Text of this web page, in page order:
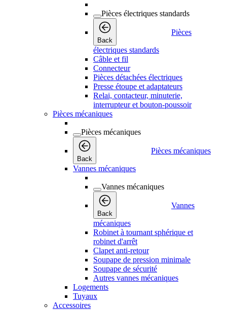
Pièces électriques standards
Back
Pièces
électriques standards
Câble et fil
Connecteur
Pièces détachées électriques
Presse étoupe et adaptateurs
Relai, contacteur, minuterie,
interrupteur et bouton-poussoir
Pièces mécaniques
Pièces mécaniques
Back
Pièces mécaniques
Vannes mécaniques
Vannes mécaniques
Back
Vannes
mécaniques
Robinet à tournant sphérique et
robinet d'arrêt
Clapet anti-retour
Soupape de pression minimale
Soupape de sécurité
Autres vannes mécaniques
Logements
Tuyaux
Accessoires